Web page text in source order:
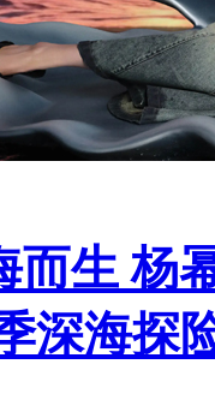
而生 杨
深海探